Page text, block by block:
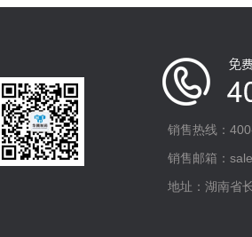
销售热线：
销售邮箱：
地址：湖南省